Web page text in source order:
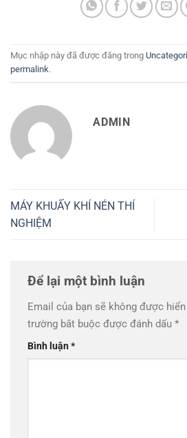
Mục nhập này đã được đăng trong
permalink.
ADMIN
MÁY KHUẤY KHÍ NÉN THÍ
NGHIỆM
Để lại một bình luận
Email của bạn sẽ không được
trường bắt buộc được đánh dấu *
Bình luận*